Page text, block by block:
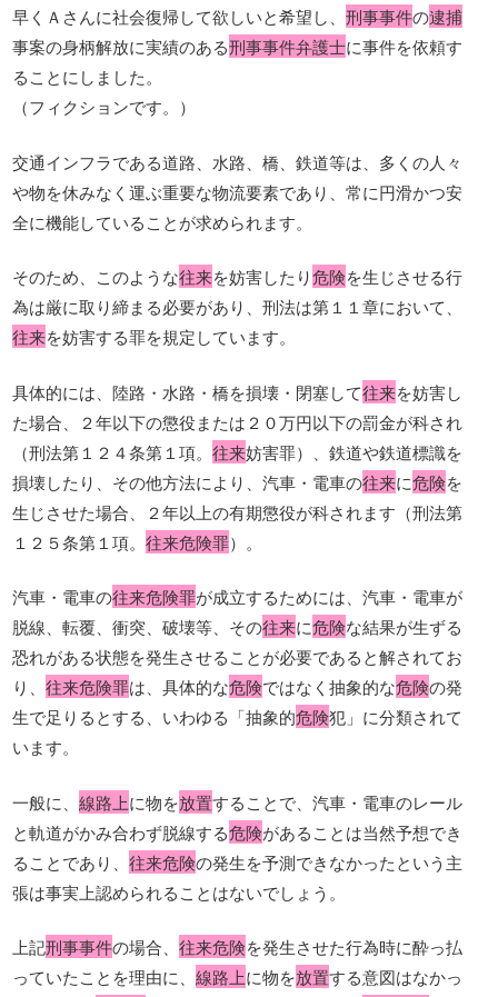
早くＡさんに社会復帰して欲しいと希望し、刑事事件の逮捕
事案の身柄解放に実績のある刑事事件弁護士に事件を依頼す
ることにしました。
（フィクションです。）
交通インフラである道路、水路、橋、鉄道等は、多くの人々
や物を休みなく運ぶ重要な物流要素であり、常に円滑かつ安
全に機能していることが求められます。
そのため、このような往来を妨害したり危険を生じさせる行
為は厳に取り締まる必要があり、刑法は第１１章において、
往来を妨害する罪を規定しています。
具体的には、陸路・水路・橋を損壊・閉塞して往来を妨害し
た場合、２年以下の懲役または２０万円以下の罰金が科され
（刑法第１２４条第１項。往来妨害罪）、鉄道や鉄道標識を
損壊したり、その他方法により、汽車・電車の往来に危険を
生じさせた場合、２年以上の有期懲役が科されます（刑法第
１２５条第１項。往来危険罪）。
汽車・電車の往来危険罪が成立するためには、汽車・電車が
脱線、転覆、衝突、破壊等、その往来に危険な結果が生ずる
恐れがある状態を発生させることが必要であると解されてお
り、往来危険罪は、具体的な危険ではなく抽象的な危険の発
生で足りるとする、いわゆる「抽象的危険犯」に分類されて
います。
一般に、線路上に物を放置することで、汽車・電車のレール
と軌道がかみ合わず脱線する危険があることは当然予想でき
ることであり、往来危険の発生を予測できなかったという主
張は事実上認められることはないでしょう。
上記刑事事件の場合、往来危険を発生させた行為時に酔っ払
っていたことを理由に、線路上に物を放置する意図はなかっ